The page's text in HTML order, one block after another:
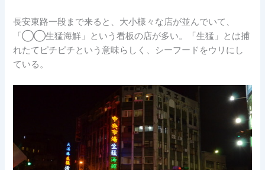
長安東路一段まで来ると、大小様々な店が並んでいて、
「◯◯生猛海鮮」という看板の店が多い。「生猛」とは捕
れたてピチピチという意味らしく、シーフードをウリにし
ている。